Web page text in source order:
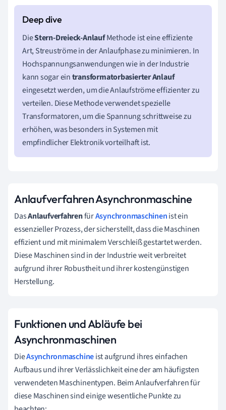
DieStern-Dreieck-AnlaufMethode ist eine effiziente
Art, Streuströme in der Anlaufphase zu minimieren. In
Hochspannungsanwendungen wie in der Industrie
kann sogar eintransformatorbasierter Anlauf
eingesetzt werden, um die Anlaufströme effizienter zu
verteilen. Diese Methode verwendet spezielle
Transformatoren, um die Spannung schrittweise zu
erhöhen, was besonders in Systemen mit
empfindlicher Elektronik vorteilhaft ist.
Anlaufverfahren Asynchronmaschine
DasAnlaufverfahrenfürAsynchronmaschinenist ein
essenzieller Prozess, der sicherstellt, dass die Maschinen
effizient und mit minimalem Verschleiß gestartet werden.
Diese Maschinen sind in der Industrie weit verbreitet
aufgrund ihrer Robustheit und ihrer kostengünstigen
Herstellung.
Funktionen und Abläufe bei
Asynchronmaschinen
DieAsynchronmaschineist aufgrund ihres einfachen
Aufbaus und ihrer Verlässlichkeit eine der am häufigsten
verwendeten Maschinentypen. Beim Anlaufverfahren für
diese Maschinen sind einige wesentliche Punkte zu